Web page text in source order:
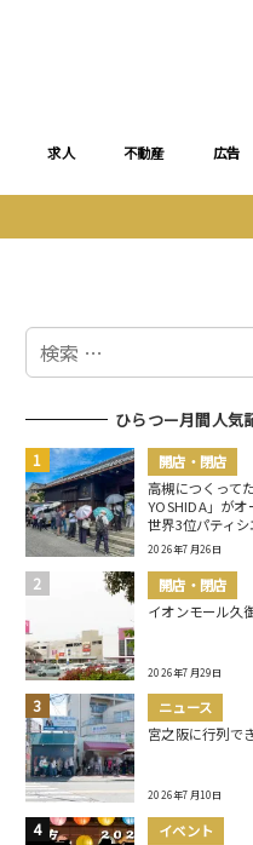
求人 不動産 広告
検
ひらつー月間人気
開店・閉店
高槻につくって
YOSHIDA」が
世界3位パティ
2026年7月26日
開店・閉店
イオンモール久
2026年7月29日
ニュース
宮之阪に行列で
2026年7月10日
イベント